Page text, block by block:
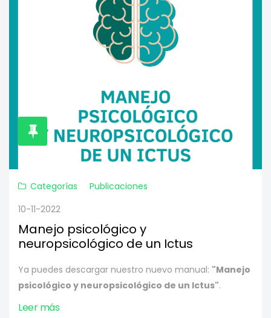
Categorías
Publicaciones
10-11-2022
Manejo psicológico y
neuropsicológico de un Ictus
Ya puedes descargar nuestro nuevo manual: "Manejo
psicológico y neuropsicológico de un Ictus".
Leer más